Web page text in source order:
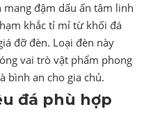
đậm dấu ấn tâm linh
khắc tỉ mỉ từ khối đá
đỡ đèn. Loại đèn này
vai trò vật phẩm phong
bình an cho gia chủ.
đá phù hợp